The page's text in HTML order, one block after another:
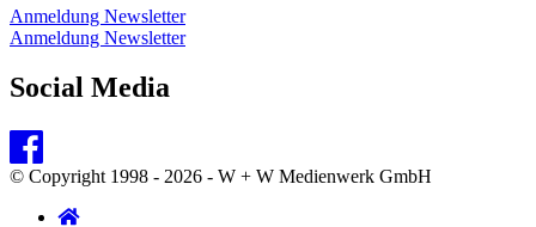
Anmeldung Newsletter
Anmeldung Newsletter
Social Media
© Copyright 1998 - 2026 - W + W Medienwerk GmbH